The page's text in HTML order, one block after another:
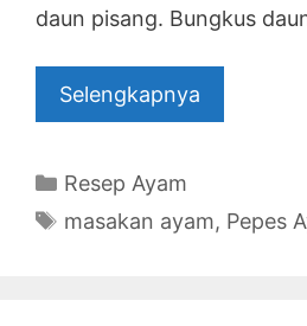
daun pisang. Bungkus
Selengkapnya
Categories
Resep Ayam
Tags
masakan ayam, Pepes